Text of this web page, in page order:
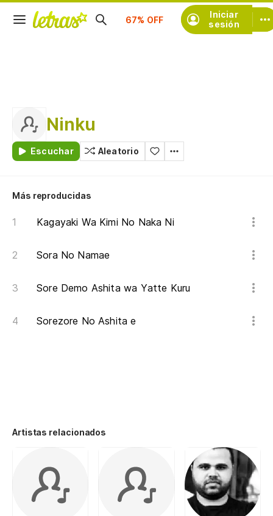
Iniciar
sesión
Suscríbete
Ninku
Escuchar Aleatorio
Más reproducidas
Kagayaki Wa Kimi No Naka Ni
Sora No Namae
Sore Demo Ashita wa Yatte Kuru
Sorezore No Ashita e
Artistas relacionados